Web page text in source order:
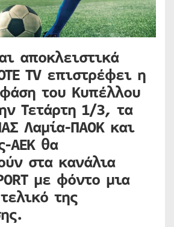
αποκλειστικά
TVεπιστρέφει η
του Κυπέλλου
Τετάρτη 1/3, τα
Λαμία-ΠΑΟΚκαι
ΑΕΚθα
στα κανάλια
με φόντο μια
της